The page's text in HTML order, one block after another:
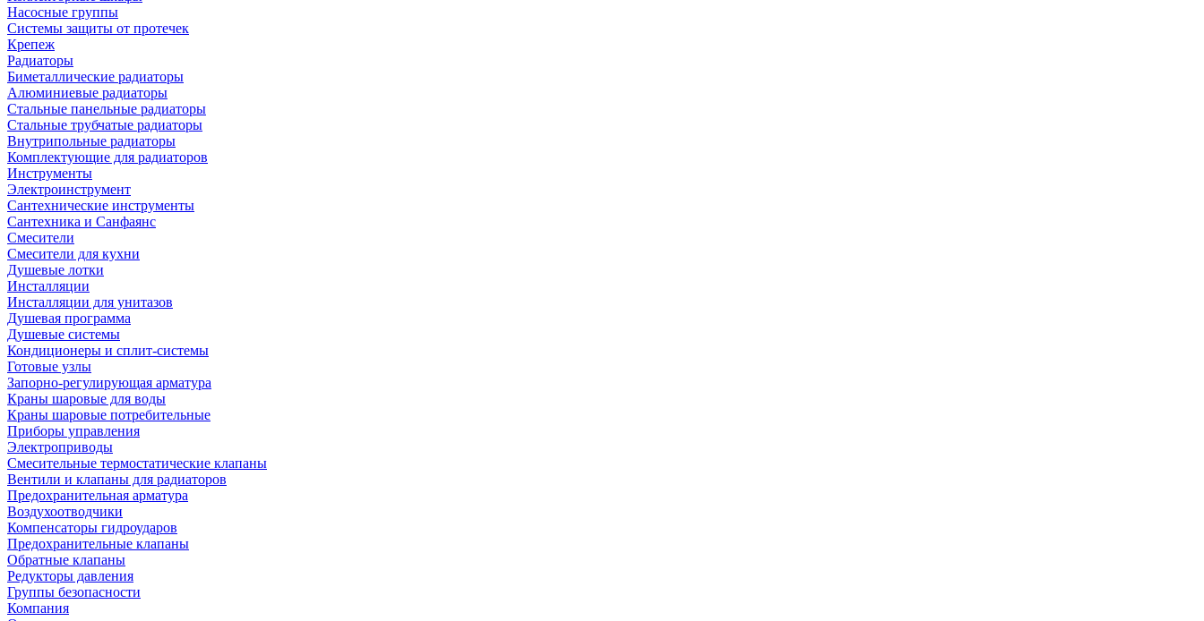
Насосные группы
Системы защиты от протечек
Крепеж
Радиаторы
Биметаллические радиаторы
Алюминиевые радиаторы
Стальные панельные радиаторы
Стальные трубчатые радиаторы
Внутрипольные радиаторы
Комплектующие для радиаторов
Инструменты
Электроинструмент
Сантехнические инструменты
Сантехника и Санфаянс
Смесители
Смесители для кухни
Душевые лотки
Инсталляции
Инсталляции для унитазов
Душевая программа
Душевые системы
Кондиционеры и сплит-системы
Готовые узлы
Запорно-регулирующая арматура
Краны шаровые для воды
Краны шаровые потребительные
Приборы управления
Электроприводы
Смесительные термостатические клапаны
Вентили и клапаны для радиаторов
Предохранительная арматура
Воздухоотводчики
Компенсаторы гидроударов
Предохранительные клапаны
Обратные клапаны
Редукторы давления
Группы безопасности
Компания